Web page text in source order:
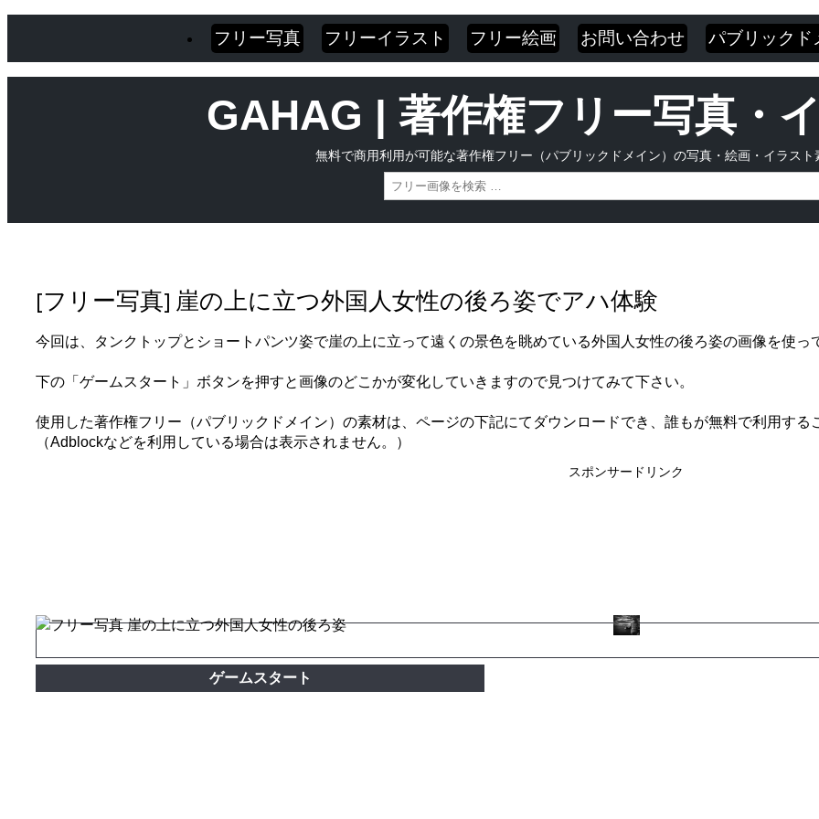
フリー写真 フリーイラスト フリー絵画 お問い合わせ パブリックド
GAHAG | 著作権フリー写真・
無料で商用利用が可能な著作権フリー（パブリックドメイン）の写真・絵画・イラスト
[フリー写真] 崖の上に立つ外国人女性の後ろ姿でアハ体験
今回は、タンクトップとショートパンツ姿で崖の上に立って遠くの景色を眺めている外国人女性の後ろ姿の画像を使っ
下の「ゲームスタート」ボタンを押すと画像のどこかが変化していきますので見つけてみて下さい。
使用した著作権フリー（パブリックドメイン）の素材は、ページの下記にてダウンロードでき、誰もが無料で利用する
（Adblockなどを利用している場合は表示されません。）
スポンサードリンク
ゲームスタート